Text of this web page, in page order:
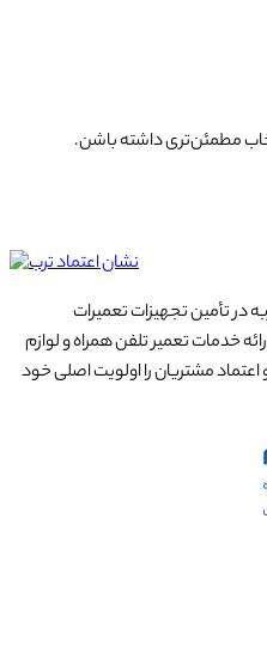
مطمئن‌تری داشته باشن.
به ۲۰ سال تجربه در تأمین تجهیزات تعمیرات
خدمات تعمیر تلفن همراه و لوازم
اعتماد مشتریان را اولویت اصلی خود